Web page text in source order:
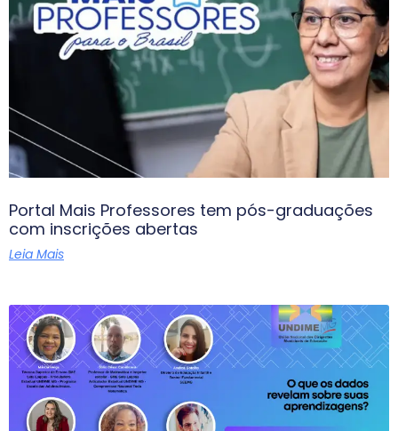
Portal Mais Professores tem pós-graduações
com inscrições abertas
Leia Mais